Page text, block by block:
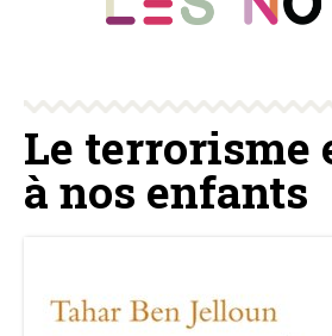
Le terrorisme
à nos enfants